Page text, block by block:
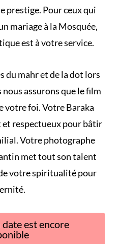
prestige. Pour ceux qui
mariage à la Mosquée,
est à votre service.
du mahr et de la dot lors
assurons que le film
votre foi. Votre Baraka
et respectueux pour bâtir
Votre photographe
met tout son talent
votre spiritualité pour
est encore